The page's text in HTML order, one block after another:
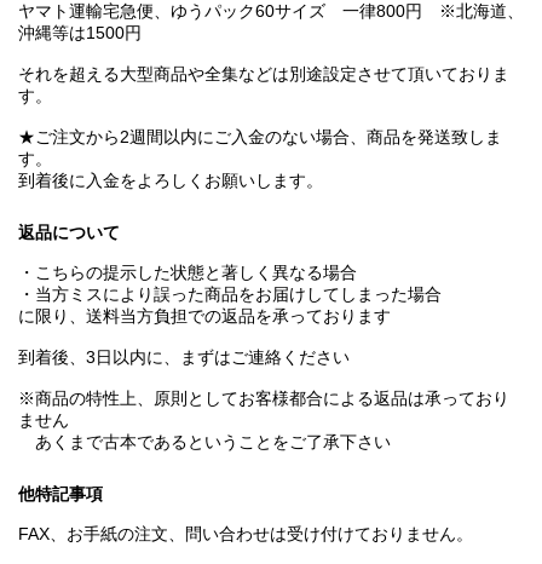
ヤマト運輸宅急便、ゆうパック60サイズ 一律800円 ※北海道、
沖縄等は1500円
それを超える大型商品や全集などは別途設定させて頂いておりま
す。
★ご注文から2週間以内にご入金のない場合、商品を発送致しま
す。
到着後に入金をよろしくお願いします。
返品について
・こちらの提示した状態と著しく異なる場合
・当方ミスにより誤った商品をお届けしてしまった場合
に限り、送料当方負担での返品を承っております
到着後、3日以内に、まずはご連絡ください
※商品の特性上、原則としてお客様都合による返品は承っており
ません
あくまで古本であるということをご了承下さい
他特記事項
FAX、お手紙の注文、問い合わせは受け付けておりません。